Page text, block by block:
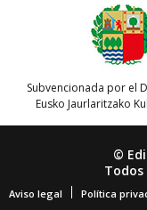
Subvencionada por el
Eusko Jaurlaritzako
©
Todos
Aviso legal Política